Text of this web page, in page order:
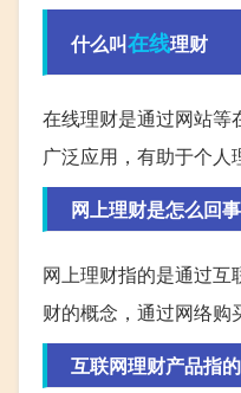
什么叫在线理财
在线理财是通过网站等
广泛应用，有助于个人
网上理财是怎么回事
网上理财指的是通过
财的概念，通过网络购
互联网理财产品指